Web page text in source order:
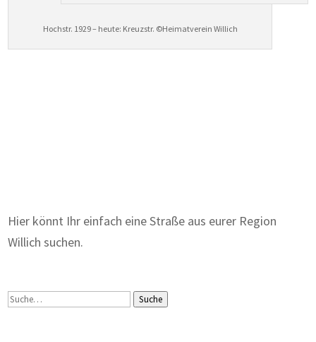
Hochstr. 1929 – heute: Kreuzstr. ©Heimatverein Willich
Hier könnt Ihr einfach eine Straße aus eurer Region
Willich suchen.
Suche Suche